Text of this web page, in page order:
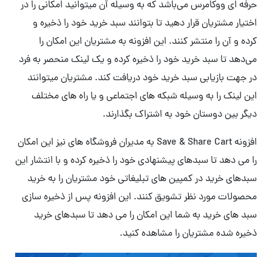
حرفه ای ووکامرس می‌باشد که به وسیله آن میتوانید امکانی را در
اختیار مشتریان قرار دهید تا بتوانند سبد خرید خود را ذخیره و
کرده و آن را منتشر کنند. این افزونه به مشتریان این امکان را
می‌دهد تا سبد خرید خود را ذخیره کرده و یک لینک منحصر به فرد
در جهت بازیابی سبد خرید خود دریافت کند. مشتریان میتوانند
این لینک را به وسیله شبکه های اجتماعی و یا راه های مختلف
دیگر بین دوستان خود به اشتراک بگذارند.
افزونه Save & Share Cart به مدیران فروشگاه های نیز این امکان
را می دهد تا سبدهای پیشنهادی خود را ذخیره کرده و با انتشار این
سبدهای خرید در کمپین های تبلیغاتی خود مشتریان را به خرید
محصولات مورد نظر تشویق کنند. این افزونه پس از ذخیره سازی
سبد های خرید به شما این امکان را می دهد تا سبدهای خرید
ذخیره شده مشتریان را مشاهده کنید.